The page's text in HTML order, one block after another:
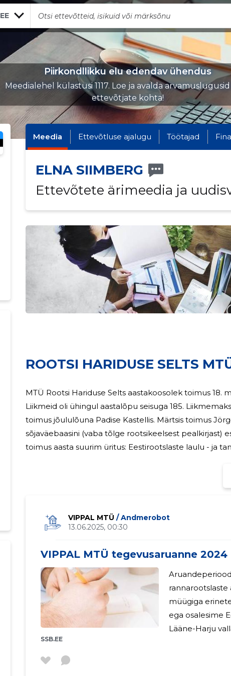
EE
Piirkondllikku elu edendav ühendus
Meedialehel külastusi 1117. Loe ja avalda
ettevõtjate kohta!
Meedia Ettevõtluse ajalugu Töötajad
ELNA SIIMBERG
Ettevõtete ärimeedia ja
ROOTSI HARIDUSE SELTS
MTÜ Rootsi Hariduse Selts aastakoosolek toimus 18.
Liikmeid oli ühingul aastalõpu seisuga 185. Liikmemaksude
toimus jõululõuna Padise Kastellis. Märtsis toimus Jörgen Hedmani raamatu Keskaja sadamast
sõjaväebaasini (vaba tõlge rootsikeelsest pealkirjast) esitlus Haapsalus,
toimus aasta suurim üritus: Eestirootslaste laulu - ja tantsupidu. 31.augustil
VIPPAL MTÜ / Andmerobot
13.06.2025, 00:30
VIPPAL MTÜ tegevusaruanne 2024
SSB.EE
rannarootslaste
müügiga erinetel üritustel
ega osalesime
Lääne-Harju
tähistatud